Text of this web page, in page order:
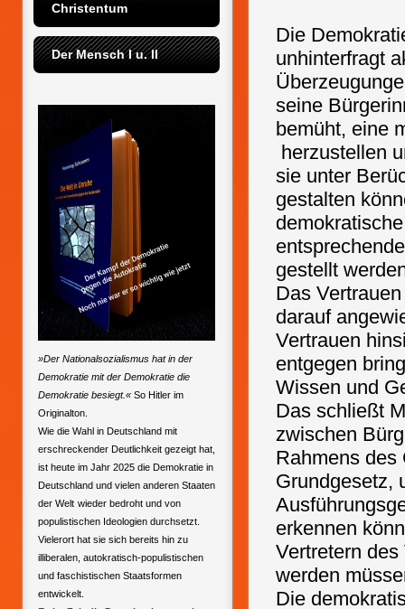
Christentum
Der Mensch I u. II
»Der Nationalsozialismus hat in der
Demokratie mit der Demokratie die
Demokratie besiegt.« So Hitler im
Originalton.
Wie die Wahl in Deutschland mit
erschreckender Deutlichkeit gezeigt hat,
ist heute im Jahr 2025 die Demokratie in
Deutschland und vielen anderen Staaten
der Welt wieder bedroht und von
populistischen Ideologien durchsetzt.
Vielerort hat sie sich bereits hin zu
illiberalen, autokratisch-populistischen
und faschistischen Staatsformen
entwickelt.
Die
unhinterfragt
seine
bemüht, eine
herzustellen
sie unter
gestalten
gestellt
Das
darauf
Vertrauen
entgegen
Wissen und
Das schließt
zwischen
Rahmens des
Grundgesetz,
erkennen
Vertretern
werden
Die